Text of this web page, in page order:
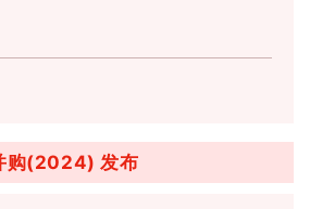
购(2024) 发布